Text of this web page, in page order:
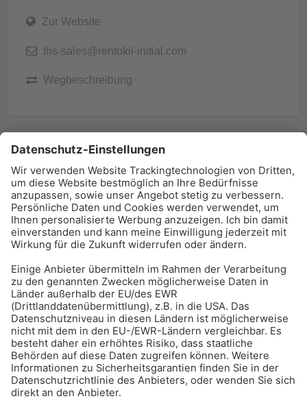
Zur Website
ths-sales@rentokil-initial.com
Wegbeschreibung
BAU-Index Newsletter
Erhalten Sie regelmäßig Benachrichtigungen zu den
Zur Anmeldung
Meistgelesen:Bauwerksabdichtung